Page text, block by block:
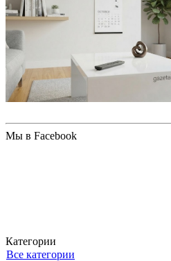
Мы в Facebook
Категории
Все категории